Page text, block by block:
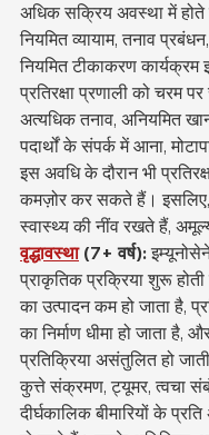
अधिक सक्रिय अवस्था में होते
नियमित व्यायाम, तनाव
नियमित टीकाकरण कार्यक्रम
प्रतिरक्षा प्रणाली को चरम
अत्यधिक तनाव, अनियमित
पदार्थों के संपर्क में आना,
इस अवधि के दौरान भी
कमज़ोर कर सकते हैं। इसलिए,
स्वास्थ्य की नींव रखते हैं,
वृद्धावस्था (7+ वर्ष):
प्राकृतिक प्रक्रिया शुरू
का उत्पादन कम हो जाता है,
का निर्माण धीमा हो जाता है,
प्रतिक्रिया असंतुलित हो
कुत्ते संक्रमण, ट्यूमर, त्वचा
दीर्घकालिक बीमारियों के